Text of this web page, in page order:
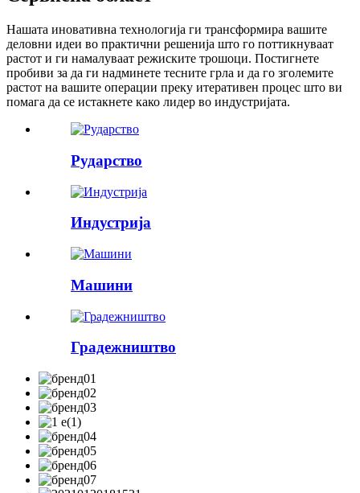
Нашата иновативна технологија ги трансформира вашите
деловни идеи во практични решенија што го поттикнуваат
растот и ги намалуваат режиските трошоци. Постигнете
пробиви за да ги надминете тесните грла и да го зголемите
растот на вашите операции преку итеративен процес што ви
помага да се истакнете како лидер во индустријата.
Рударство
Индустрија
Машини
Градежништво